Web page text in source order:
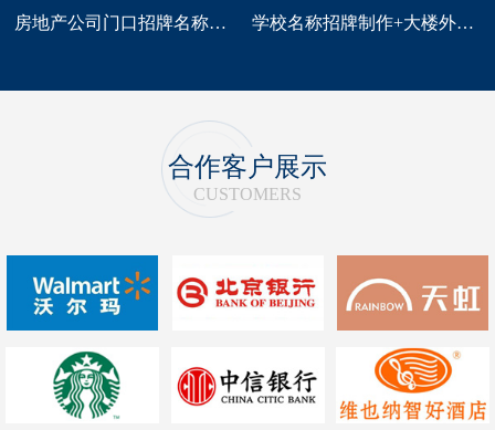
房地产公司门口招牌名称广告字制作 学校名称招牌制作+大楼外墙字制作
合作客户展示
CUSTOMERS